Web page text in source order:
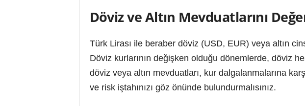
Döviz ve Altın Mevduatlarını
Türk Lirası ile beraber döviz (USD, EUR) veya altın
Döviz kurlarının değişken olduğu dönemlerde, döviz
döviz veya altın mevduatları, kur dalgalanmalarına
ve risk iştahınızı göz önünde bulundurmalısınız.